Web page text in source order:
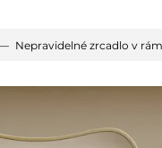
Nepravidelné zrcadlo v